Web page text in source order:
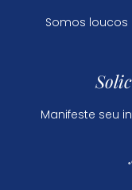
Somos
Manifeste seu